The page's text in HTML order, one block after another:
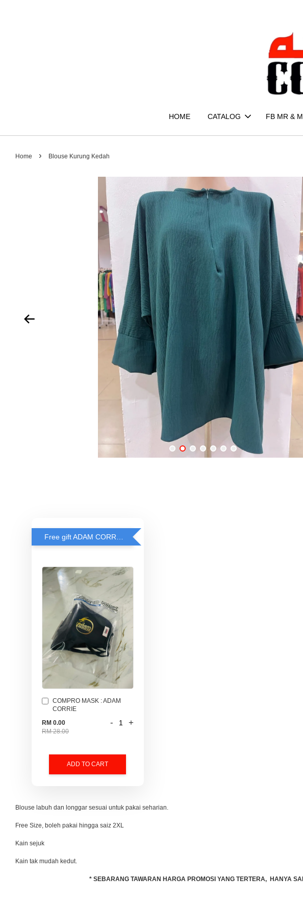
HOME CATALOG FB MR &
Home › Blouse Kurung Kedah
COMPRO MASK : ADAM
CORRIE
RM 0.00
RM 28.00
- +
ADD TO CART
Blouse labuh dan longgar sesuai untuk pakai seharian.
Free Size, boleh pakai hingga saiz 2XL
Kain sejuk
Kain tak mudah kedut.
* SEBARANG TAWARAN HARGA PROMOSI YANG TERTERA, HANYA